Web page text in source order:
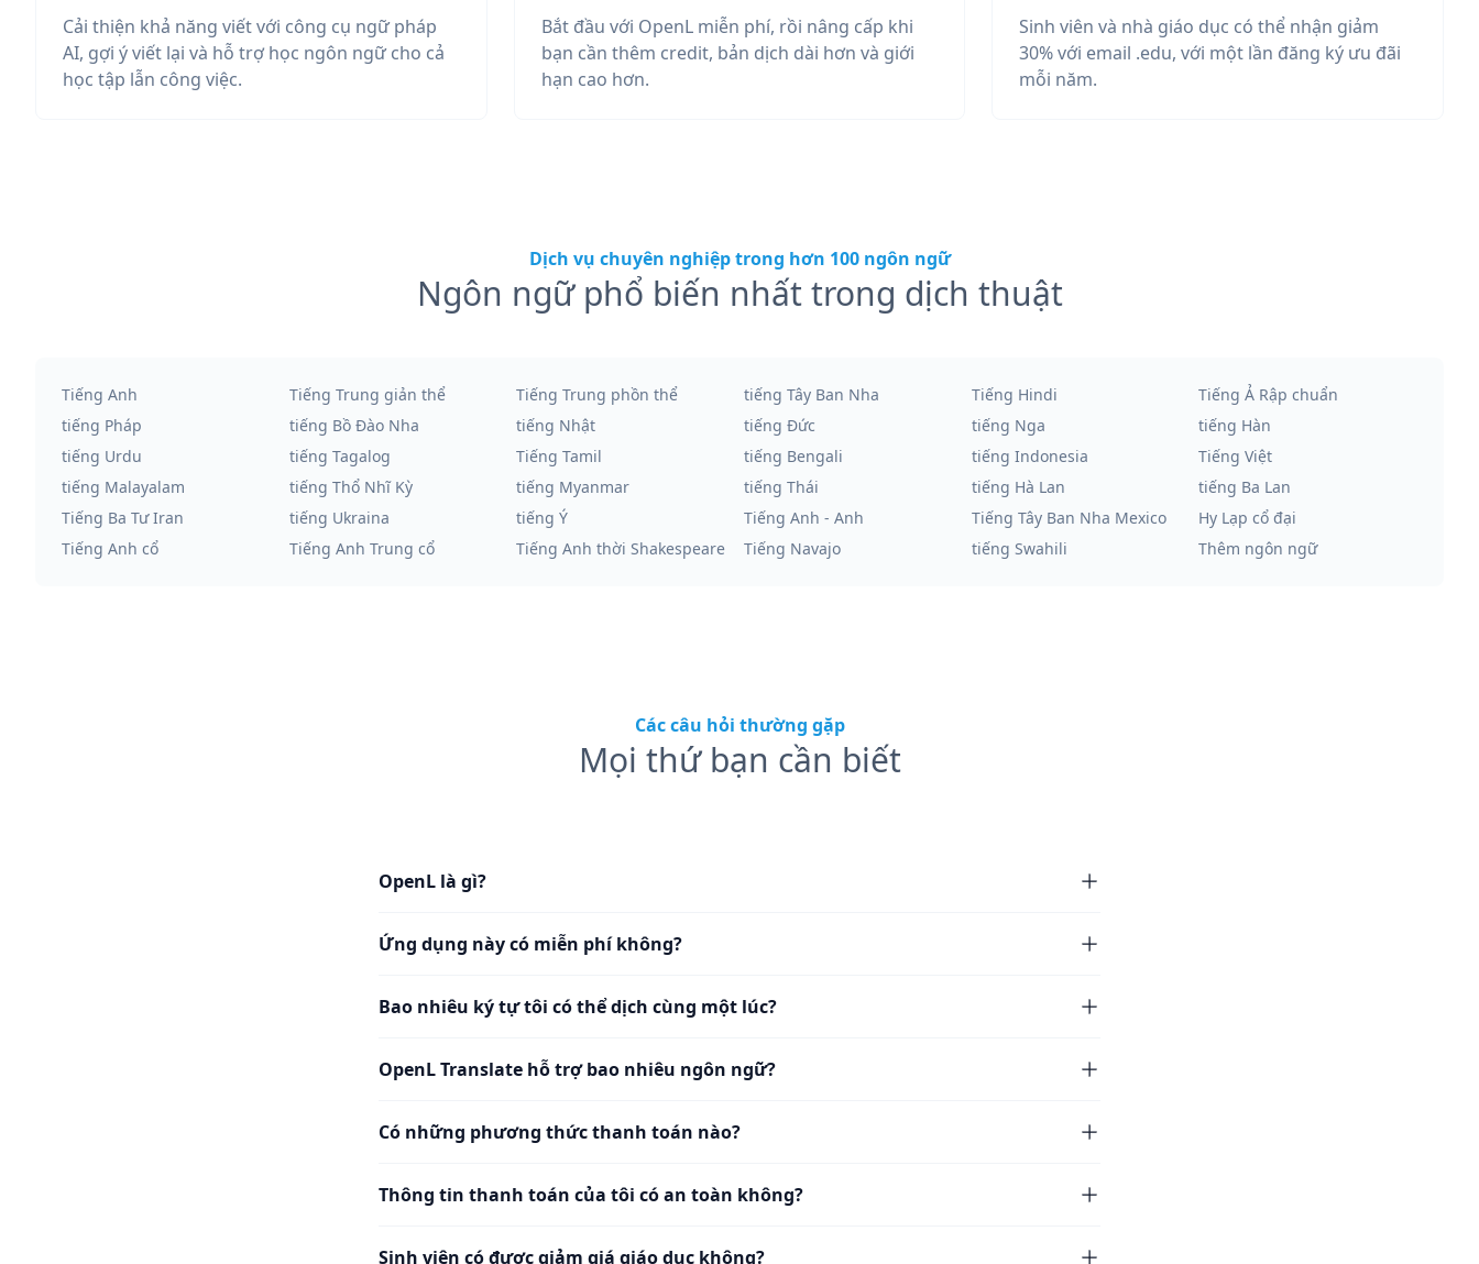
Cải thiện khả năng viết với công cụ ngữ pháp
AI, gợi ý viết lại và hỗ trợ học ngôn ngữ cho cả
học tập lẫn công việc.
Bắt đầu với OpenL miễn phí, rồi nâng cấp khi
bạn cần thêm credit, bản dịch dài hơn và giới
hạn cao hơn.
Sinh viên và nhà giáo dục có thể nhận giảm
30% với email .edu, với một lần đăng ký ưu đãi
mỗi năm.
Dịch vụ chuyên nghiệp trong hơn 100 ngôn ngữ
Ngôn ngữ phổ biến nhất trong dịch thuật
Tiếng Anh Tiếng Trung giản thể Tiếng Trung phồn thể tiếng Tây Ban Nha Tiếng Hindi
Tiếng Ả Rập chuẩn
tiếng Pháp
tiếng Bồ Đào Nha tiếng Nhật tiếng Đức tiếng Nga
tiếng Hàn
tiếng Urdu
tiếng Tagalog Tiếng Tamil tiếng Bengali tiếng Indonesia
Tiếng Việt
tiếng Malayalam
tiếng Thổ Nhĩ Kỳ tiếng Myanmar tiếng Thái tiếng Hà Lan
tiếng Ba Lan
Tiếng Ba Tư Iran
tiếng Ukraina tiếng Ý Tiếng Anh - Anh Tiếng Tây Ban Nha Mexico
Hy Lạp cổ đại
Tiếng Anh cổ
Tiếng Anh Trung cổ Tiếng Anh thời Shakespeare Tiếng Navajo tiếng Swahili Thêm ngôn ngữ
Các câu hỏi thường gặp
Mọi thứ bạn cần biết
OpenL là gì?
Ứng dụng này có miễn phí không?
Bao nhiêu ký tự tôi có thể dịch cùng một lúc?
OpenL Translate hỗ trợ bao nhiêu ngôn ngữ?
Có những phương thức thanh toán nào?
Thông tin thanh toán của tôi có an toàn không?
Sinh viên có được giảm giá giáo dục không?